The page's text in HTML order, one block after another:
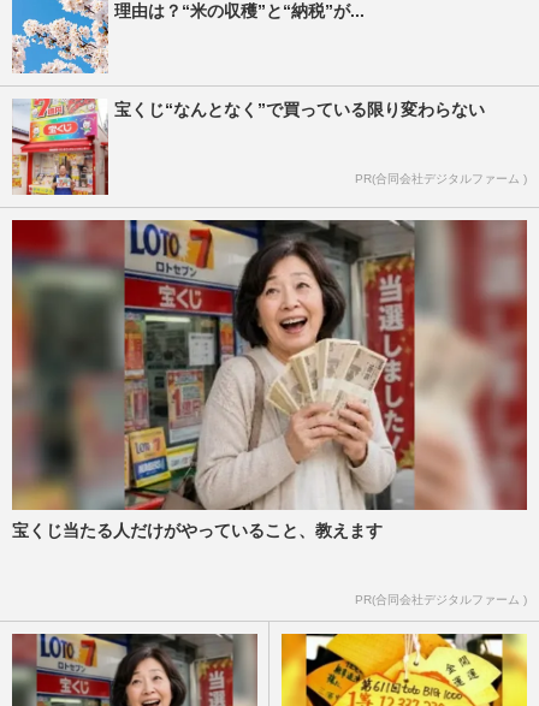
理由は？“米の収穫”と“納税”が...
宝くじ“なんとなく”で買っている限り変わらない
PR(合同会社デジタルファーム )
宝くじ当たる人だけがやっていること、教えます
PR(合同会社デジタルファーム )